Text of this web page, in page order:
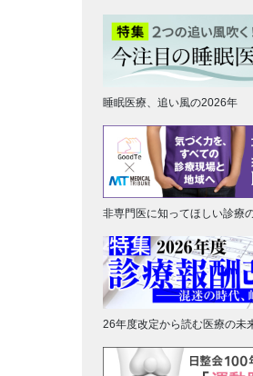
睡眠医療、追い風の2026年
非専門医に知ってほしい診療
26年度改定から読む医療の未